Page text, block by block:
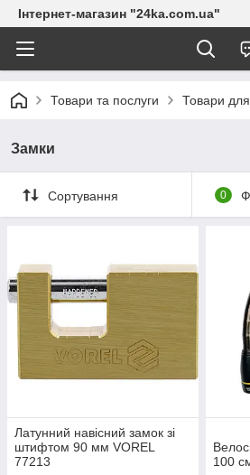
Інтернет-магазин "24ka.com.ua"
Товари та послуги Товари
Замки
Сортування 0
Латунний навісний замок зі
штифтом 90 мм VOREL
77213
100